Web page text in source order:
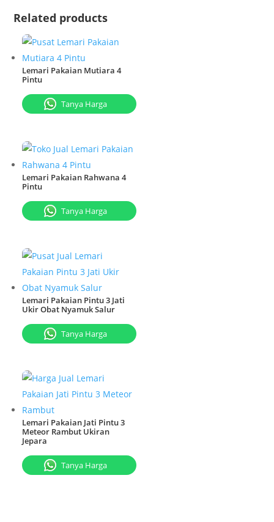
Related products
Lemari Pakaian Mutiara 4
Pintu
Tanya Harga
Lemari Pakaian Rahwana 4
Pintu
Tanya Harga
Lemari Pakaian Pintu 3 Jati
Ukir Obat Nyamuk Salur
Tanya Harga
Lemari Pakaian Jati Pintu 3
Meteor Rambut Ukiran
Jepara
Tanya Harga